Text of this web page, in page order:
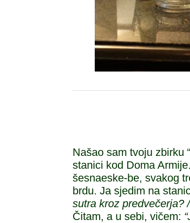
Našao sam tvoju zbirku
stanici kod Doma
šesnaeske-be, svakog
brdu. Ja sjedim na
sutra kroz predvečerja?
Čitam, a u sebi, vičem: